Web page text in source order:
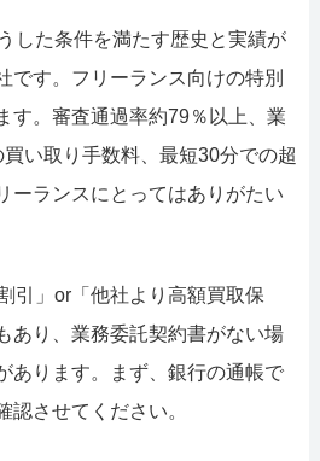
した条件を満たす歴史と実績が
です。フリーランス向けの特別
す。審査通過率約79％以上、業
い取り手数料、最短30分での超
ーランスにとってはありがたい
引」or「他社より高額買取保
あり、業務委託契約書がない場
あります。まず、銀行の通帳で
認させてください。